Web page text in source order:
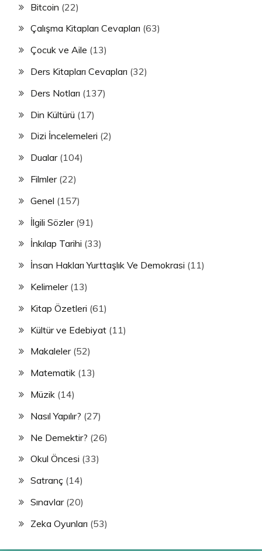
Bitcoin (22)
Çalışma Kitapları Cevapları (63)
Çocuk ve Aile (13)
Ders Kitapları Cevapları (32)
Ders Notları (137)
Din Kültürü (17)
Dizi İncelemeleri (2)
Dualar(104)
Filmler(22)
Genel (157)
İlgili Sözler(91)
İnkılap Tarihi (33)
İnsan Hakları Yurttaşlık Ve Demokrasi (11)
Kelimeler(13)
Kitap Özetleri (61)
Kültür ve Edebiyat (11)
Makaleler(52)
Matematik (13)
Müzik (14)
Nasıl Yapılır? (27)
Ne Demektir? (26)
Okul Öncesi (33)
Satranç (14)
Sınavlar(20)
Zeka Oyunları (53)